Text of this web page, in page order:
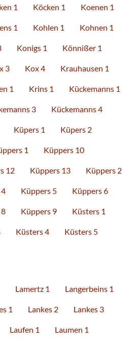
1 Köcken 1 Koenen 1
1 Kohlen 1 Kohnen 1
Konigs 1 Könnißer 1
3 Kox 4 Krauhausen 1
1 Krins 1 Kückemanns 1
3 Kückemanns 4
Küpers 1 Küpers 2
1 Küppers 10
12 Küppers 13 Küppers 2
Küppers 5 Küppers 6
Küppers 9 Küsters 1
Küsters 4 Küsters 5
Lamertz 1 Langerbeins 1
1 Lankes 2 Lankes 3
Laufen 1 Laumen 1